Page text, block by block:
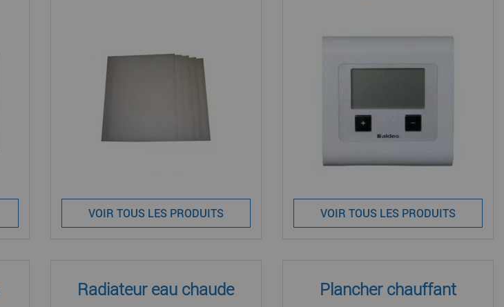
VOIR TOUS LES PRODUITS VOIR TOUS LES PRODUITS
Radiateur eau chaude Plancher chauffant